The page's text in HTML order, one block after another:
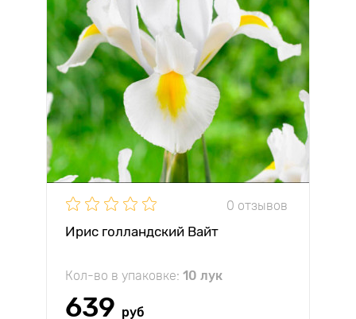
0 отзывов
Ирис голландский Вайт
Кол-во в упаковке: 10 лук
639 руб